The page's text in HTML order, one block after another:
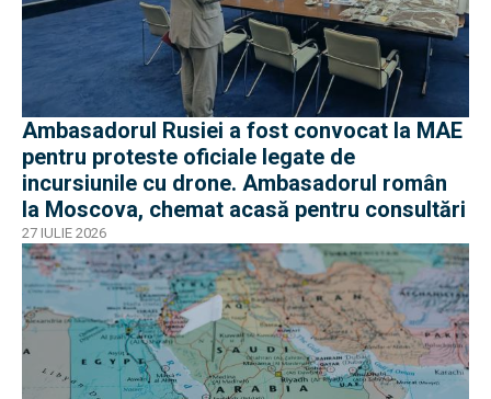
Ambasadorul Rusiei a fost convocat la MAE
pentru proteste oficiale legate de
incursiunile cu drone. Ambasadorul român
la Moscova, chemat acasă pentru consultări
27 IULIE 2026